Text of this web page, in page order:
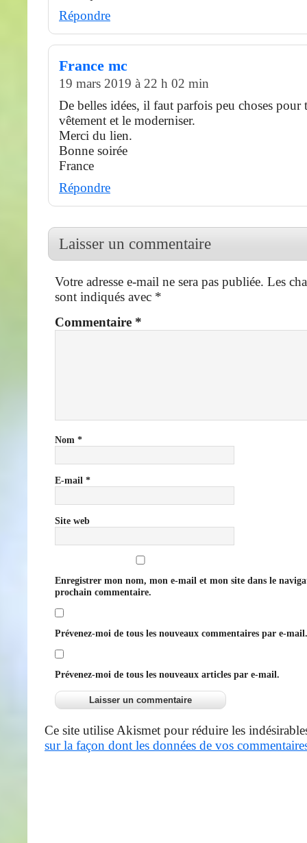
Répondre
France mc
19 mars 2019 à 22 h 02 min
De belles idées, il faut parfois peu choses pour
vêtement et le moderniser.
Merci du lien.
Bonne soirée
France
Répondre
Laisser un commentaire
Votre adresse e-mail ne sera pas publiée. Les
sont indiqués avec *
Commentaire *
Nom *
E-mail *
Site web
Enregistrer mon nom, mon e-mail et mon site dans le
prochain commentaire.
Prévenez-moi de tous les nouveaux commentaires par e-mail.
Prévenez-moi de tous les nouveaux articles par e-mail.
Ce site utilise Akismet pour réduire les
sur la façon dont les données de vos